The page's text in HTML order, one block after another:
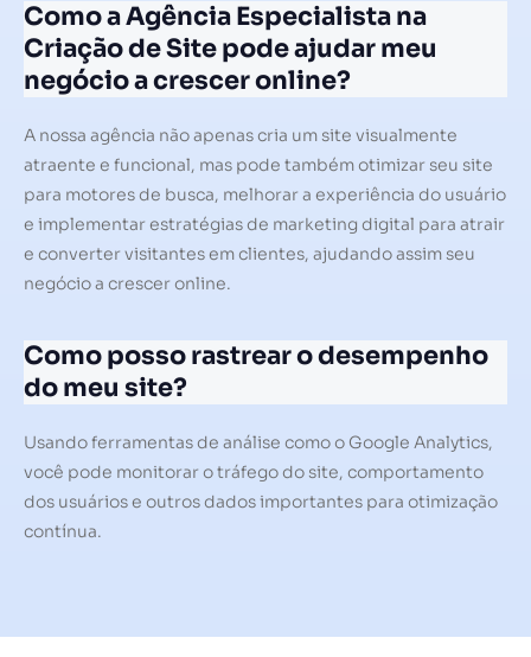
Como a Agência Especialista na
Criação de Site pode ajudar meu
negócio a crescer online?
A nossa agência não apenas cria um site visualmente
atraente e funcional, mas pode também otimizar seu site
para motores de busca, melhorar a experiência do usuário
e implementar estratégias de marketing digital para atrair
e converter visitantes em clientes, ajudando assim seu
negócio a crescer online.
Como posso rastrear o desempenho
do meu site?
Usando ferramentas de análise como o Google Analytics,
você pode monitorar o tráfego do site, comportamento
dos usuários e outros dados importantes para otimização
contínua.